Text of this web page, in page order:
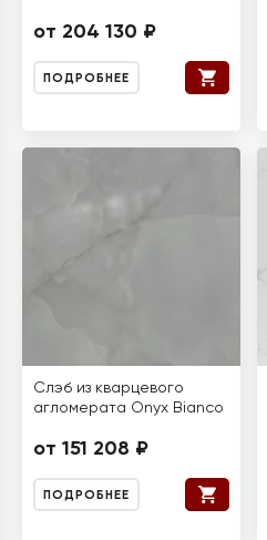
от 204 130 ₽
ПОДРОБНЕЕ
Слэб из кварцевого
агломерата Onyx Bianco
от 151 208 ₽
ПОДРОБНЕЕ